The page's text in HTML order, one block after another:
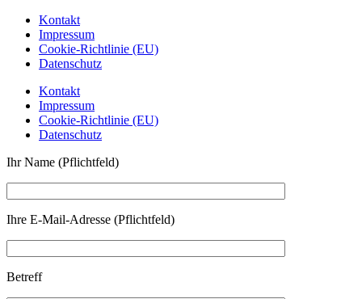
Kontakt
Impressum
Cookie-Richtlinie (EU)
Datenschutz
Kontakt
Impressum
Cookie-Richtlinie (EU)
Datenschutz
Ihr Name (Pflichtfeld)
Ihre E-Mail-Adresse (Pflichtfeld)
Betreff